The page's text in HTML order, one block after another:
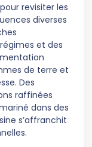
revisiter les
diverses
et des
de terre et
Des
raffinées
dans des
s’affranchit